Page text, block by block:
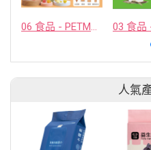
06 食品 - PETMYLI COMPANY LIMITED
人氣